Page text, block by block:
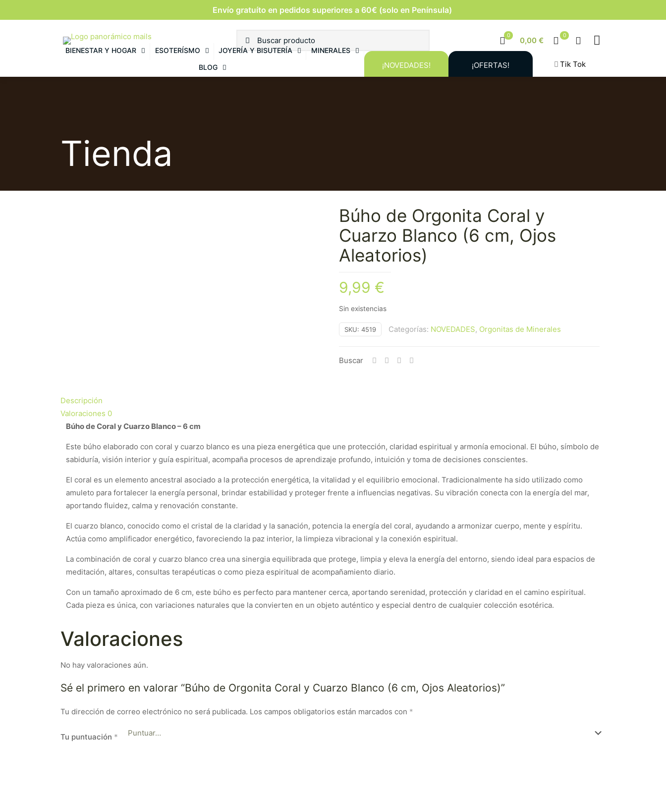
Envío gratuíto en pedidos superiores a 60€ (solo en Península)
0
0,00 €
0
BIENESTAR Y HOGAR ESOTERÍSMO JOYERÍA Y BISUTERÍA
MINERALES
BLOG
¡NOVEDADES! ¡OFERTAS! Tik Tok
Tienda
Búho de Orgonita Coral y
Cuarzo Blanco (6 cm, Ojos
Aleatorios)
9,99 €
Sin existencias
SKU: 4519 Categorías: NOVEDADES, Orgonitas de Minerales
Buscar
Descripción
Valoraciones 0
Búho de Coral y Cuarzo Blanco – 6 cm
Este búho elaborado con coral y cuarzo blanco es una pieza energética que une protección, claridad espiritual y armonía emocional. El búho, símbolo de
sabiduría, visión interior y guía espiritual, acompaña procesos de aprendizaje profundo, intuición y toma de decisiones conscientes.
El coral es un elemento ancestral asociado a la protección energética, la vitalidad y el equilibrio emocional. Tradicionalmente ha sido utilizado como
amuleto para fortalecer la energía personal, brindar estabilidad y proteger frente a influencias negativas. Su vibración conecta con la energía del mar,
aportando fluidez, calma y renovación constante.
El cuarzo blanco, conocido como el cristal de la claridad y la sanación, potencia la energía del coral, ayudando a armonizar cuerpo, mente y espíritu.
Actúa como amplificador energético, favoreciendo la paz interior, la limpieza vibracional y la conexión espiritual.
La combinación de coral y cuarzo blanco crea una sinergia equilibrada que protege, limpia y eleva la energía del entorno, siendo ideal para espacios de
meditación, altares, consultas terapéuticas o como pieza espiritual de acompañamiento diario.
Con un tamaño aproximado de 6 cm, este búho es perfecto para mantener cerca, aportando serenidad, protección y claridad en el camino espiritual.
Cada pieza es única, con variaciones naturales que la convierten en un objeto auténtico y especial dentro de cualquier colección esotérica.
Valoraciones
No hay valoraciones aún.
Sé el primero en valorar “Búho de Orgonita Coral y Cuarzo Blanco (6 cm, Ojos Aleatorios)”
Tu dirección de correo electrónico no será publicada. Los campos obligatorios están marcados con *
Tu puntuación *